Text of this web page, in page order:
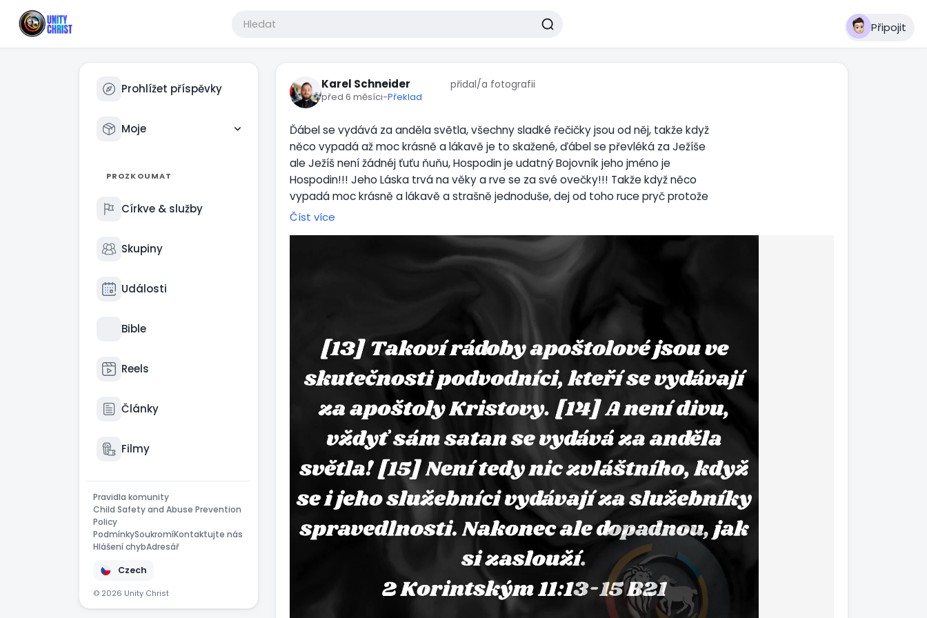
Připojit
Prohlížet příspěvky
Moje
PROZKOUMAT
Církve & služby
Skupiny
Události
Bible
Reels
Články
Filmy
Pravidla komunity
Child Safety and Abuse Prevention
Policy
PodmínkySoukromíKontaktujte nás
Hlášení chybAdresář
Czech
© 2026 Unity Christ
Karel Schneider přidal/a fotografii
před 6 měsíci-Překlad
Ďábel se vydává za anděla světla, všechny sladké řečičky jsou od něj, takže když
něco vypadá až moc krásně a lákavě je to skažené, ďábel se převléká za Ježíše
ale Ježíš není žádnéj ťuťu ňuňu, Hospodin je udatný Bojovník jeho jméno je
Hospodin!!! Jeho Láska trvá na věky a rve se za své ovečky!!! Takže když něco
vypadá moc krásně a lákavě a strašně jednoduše, dej od toho ruce pryč protože
je to ďáblova past. Slabocha a já nevím co ještě dělá z Ježíše ďábel. Protože on ví
to ten všemohoucí!!! Ďábel se ho snaží jen zesmesnovat aby mu nikdo nevěřil a
jen se mu smály. Ale až přijde Ježíš tak se zatřesou nebesa i zem před jeho
Číst více